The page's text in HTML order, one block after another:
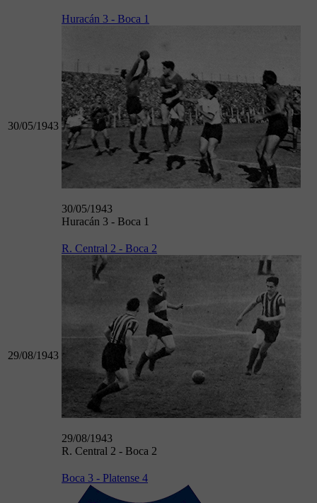
30/05/1943
Huracán 3 - Boca 1
30/05/1943
Huracán 3 - Boca 1
29/08/1943
R. Central 2 - Boca 2
29/08/1943
R. Central 2 - Boca 2
Boca 3 - Platense 4